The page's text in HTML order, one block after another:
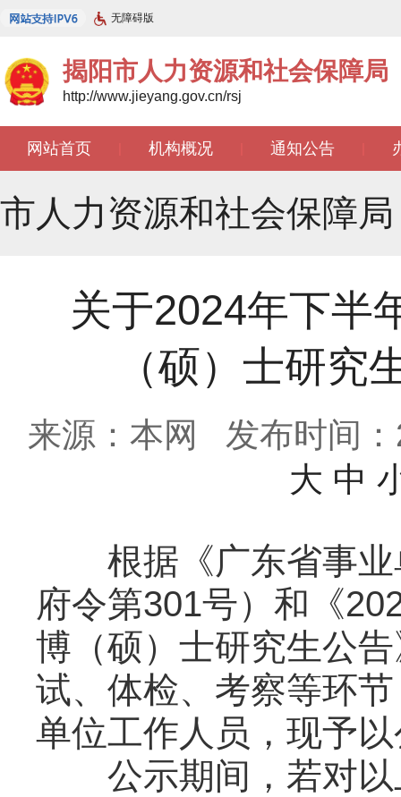
无障碍版
揭阳市人力资源和社会保障局
http://www.jieyang.gov.cn/rsj
网站首页 机构概况 通知公告
市人力资源和社会保障局
关于2024年下半
（硕）士研究
来源：本网
发布时间
大 中
根据《广东省事业
府令第301号）和《
博（硕）士研究生公
试、体检、考察等环
单位工作人员，现予
公示期间，若对以